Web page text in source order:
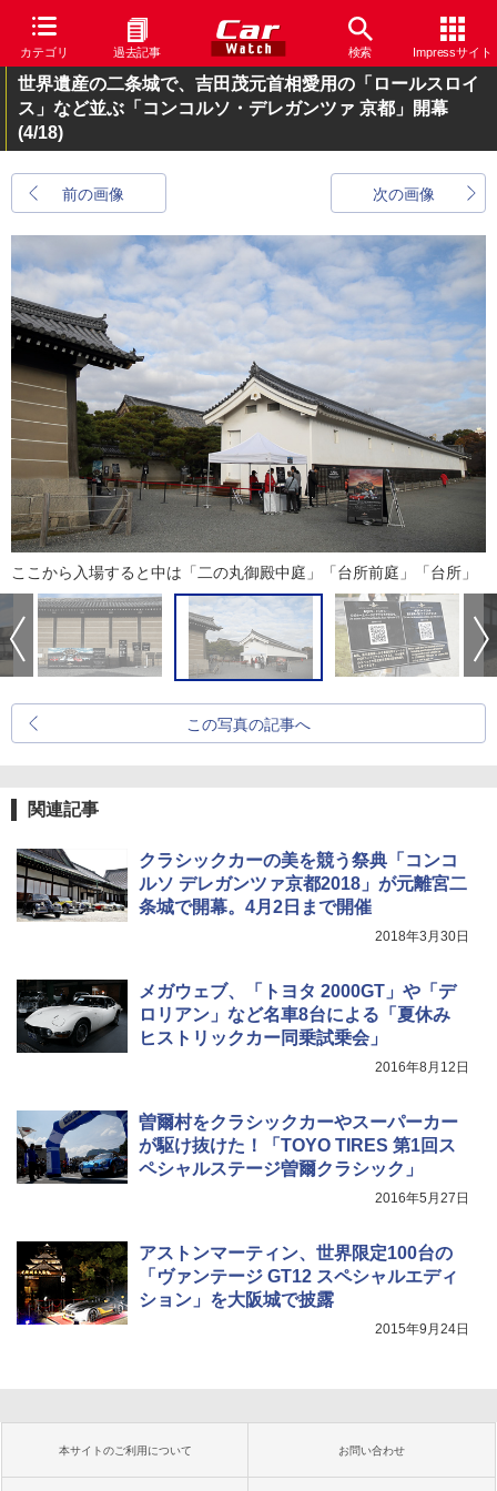
カテゴリ 過去記事 検索 Impressサイト
世界遺産の二条城で、吉田茂元首相愛用の「ロールスロイ
ス」など並ぶ「コンコルソ・デレガンツァ 京都」開幕
(4/18)
前の画像 次の画像
ここから入場すると中は「二の丸御殿中庭」「台所前庭」「台所」
この写真の記事へ
関連記事
クラシックカーの美を競う祭典「コンコ
ルソ デレガンツァ京都2018」が元離宮二
条城で開幕。4月2日まで開催
2018年3月30日
メガウェブ、「トヨタ 2000GT」や「デ
ロリアン」など名車8台による「夏休み
ヒストリックカー同乗試乗会」
2016年8月12日
曽爾村をクラシックカーやスーパーカー
が駆け抜けた！「TOYO TIRES 第1回ス
ペシャルステージ曽爾クラシック」
2016年5月27日
アストンマーティン、世界限定100台の
「ヴァンテージ GT12 スペシャルエディ
ション」を大阪城で披露
2015年9月24日
本サイトのご利用について お問い合わせ